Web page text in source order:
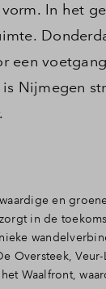
In het
een
Nijmegen
en
in de
Oversteek,
Waalfront,